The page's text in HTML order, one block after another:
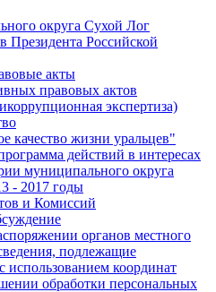
округа Сухой Лог
Президента Российской
акты
правовых актов
экспертиза)
качество жизни уральцев"
действий в интересах
муниципального округа
- 2017 годы
и Комиссий
органов местного
подлежащие
использованием координат
обработки персональных